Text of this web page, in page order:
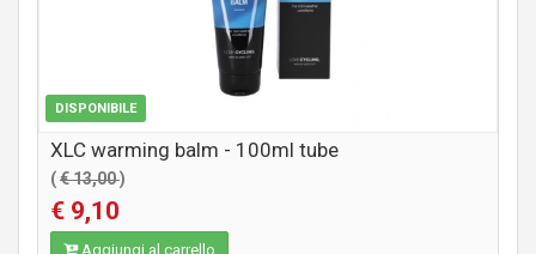
DISPONIBILE
XLC warming balm - 100ml tube
(€ 13,00)
€ 9,10
Aggiungi al carrello